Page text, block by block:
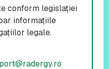
conform legislației
informațiile
legale.